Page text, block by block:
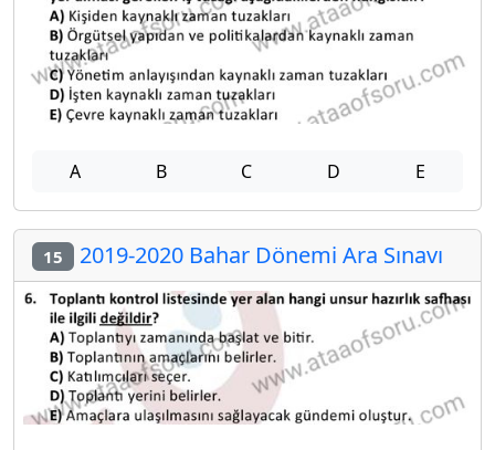
A B C D E
15 2019-2020 Bahar Dönemi Ara Sınavı